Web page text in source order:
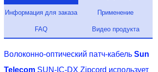
Информация для заказа Применение
FAQ Видео продукта
Волоконно-оптический патч-кабель Sun
Telecom SUN-IC-DX Zipcord использует